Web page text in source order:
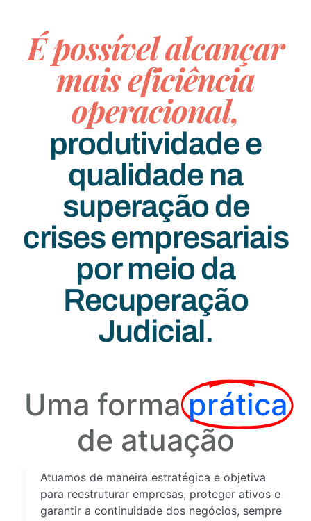
É possível alcançar
mais eficiência
operacional,
produtividade e
qualidade na
superação de
crises empresariais
por meio da
Recuperação
Judicial.
Uma forma prática
de atuação
Atuamos de maneira estratégica e objetiva
para reestruturar empresas, proteger ativos e
garantir a continuidade dos negócios, sempre